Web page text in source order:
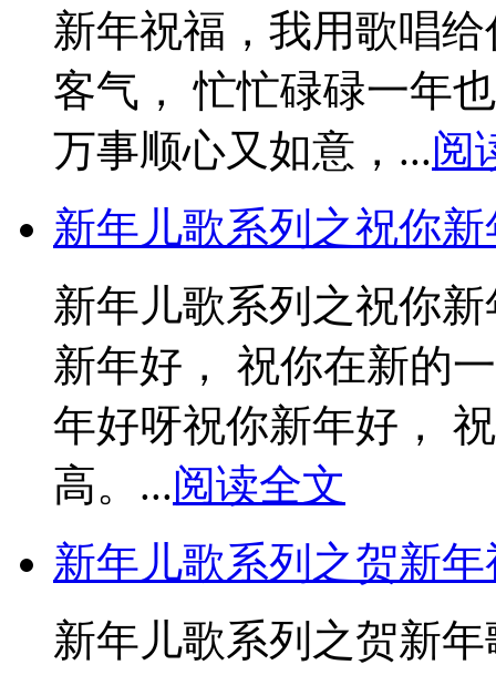
新年祝福，我用歌唱
客气， 忙忙碌碌一年
万事顺心又如意，...阅
新年儿歌系列之祝你
新年儿歌系列之祝你
新年好， 祝你在新的
年好呀祝你新年好，
高。...阅读全文
新年儿歌系列之贺新年
新年儿歌系列之贺新